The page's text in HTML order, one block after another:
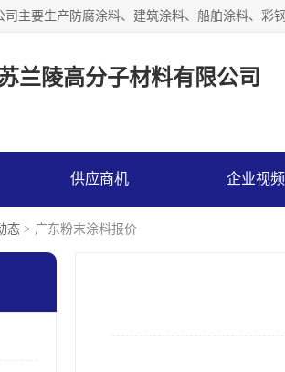
兰陵高分子材料有限公司
供应商机 企业视频
态 > 广东粉末涂料报价